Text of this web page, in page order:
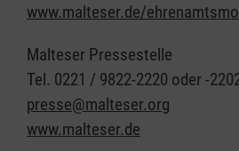
www.malteser.de/
Malteser Pressestelle
Tel. 0221 / 9822-2220 oder -
presse@malteser.org
www.malteser.de